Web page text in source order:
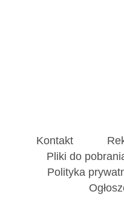
Kontakt
Pliki do
Polityka